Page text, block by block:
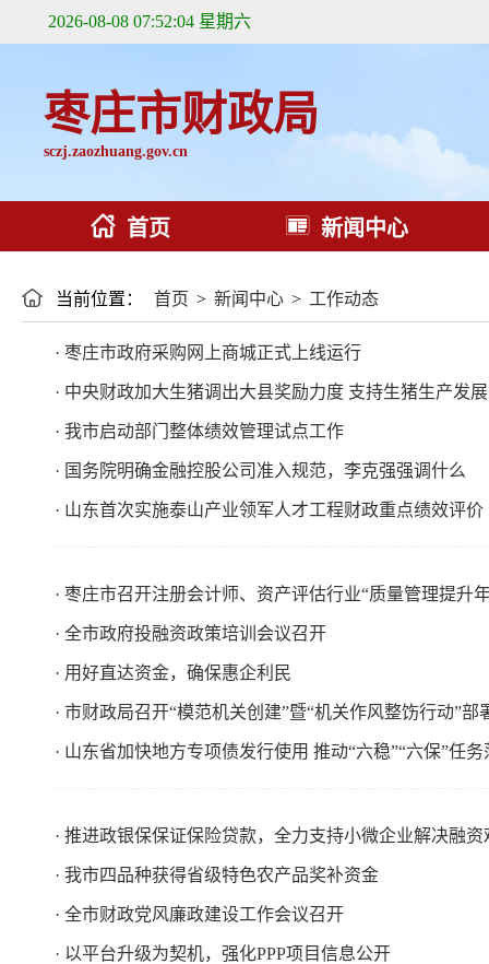
2026-08-08 07:52:04 星期六
枣庄市财政局
sczj.zaozhuang.gov.cn
首页 新闻中心
当前位置： 首页 > 新闻中心 > 工作动态
· 枣庄市政府采购网上商城正式上线运行
· 中央财政加大生猪调出大县奖励力度 支持生猪生产发
· 我市启动部门整体绩效管理试点工作
· 国务院明确金融控股公司准入规范，李克强强调什么
· 山东首次实施泰山产业领军人才工程财政重点绩效评价
· 枣庄市召开注册会计师、资产评估行业“质量管理提升
· 全市政府投融资政策培训会议召开
· 用好直达资金，确保惠企利民
· 市财政局召开“模范机关创建”暨“机关作风整饬行动”部
· 山东省加快地方专项债发行使用 推动“六稳”“六保”任务
· 推进政银保保证保险贷款，全力支持小微企业解决融资
· 我市四品种获得省级特色农产品奖补资金
· 全市财政党风廉政建设工作会议召开
· 以平台升级为契机，强化PPP项目信息公开